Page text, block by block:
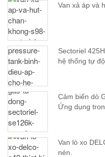
Van xả áp và
Sectoriel
hệ thống tự
Cảm biến dò
Ứng dụng
Van lò xo
nén.